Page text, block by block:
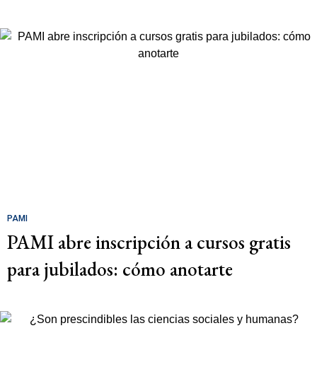
PAMI
PAMI abre inscripción a cursos gratis
para jubilados: cómo anotarte